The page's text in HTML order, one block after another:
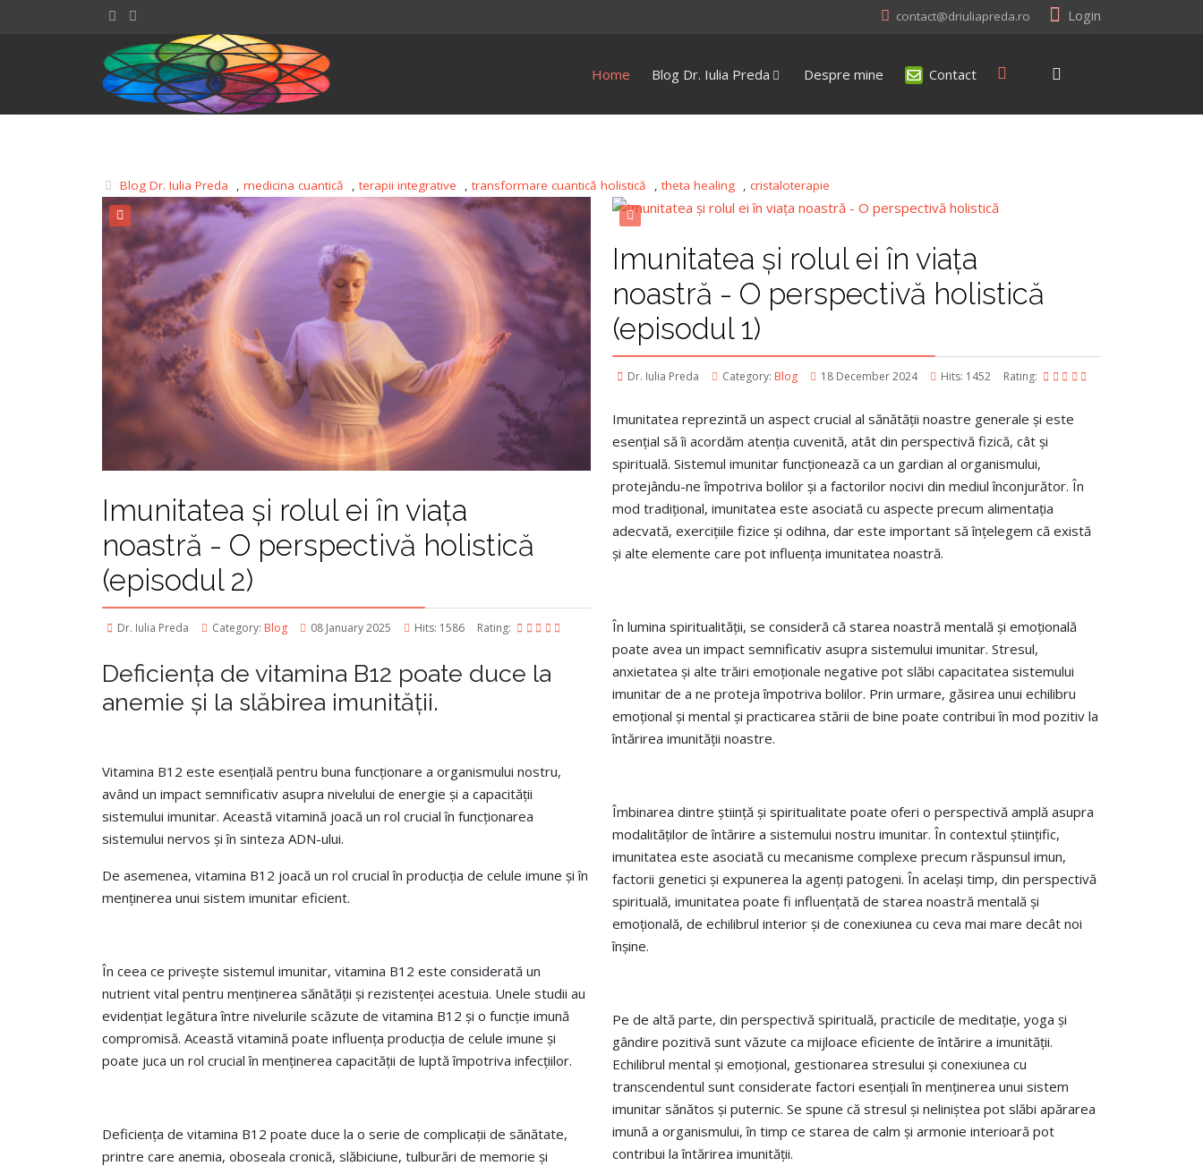
Login
contact@driuliapreda.ro
Home Blog Dr. Iulia Preda Despre mine Contact
Blog Dr. Iulia Preda , medicina cuantică , terapii integrative , transformare cuantică holistică , theta healing , cristaloterapie
Imunitatea și rolul ei în viața
noastră - O perspectivă holistică
(episodul 2)
Dr. Iulia Preda Category: Blog 08 January 2025 Hits: 1586 Rating:
Deficiența de vitamina B12 poate duce la
anemie și la slăbirea imunității.
Vitamina B12 este esențială pentru buna funcționare a organismului nostru,
având un impact semnificativ asupra nivelului de energie și a capacității
sistemului imunitar. Această vitamină joacă un rol crucial în funcționarea
sistemului nervos și în sinteza ADN-ului.
De asemenea, vitamina B12 joacă un rol crucial în producția de celule imune și în
menținerea unui sistem imunitar eficient.
În ceea ce privește sistemul imunitar, vitamina B12 este considerată un
nutrient vital pentru menținerea sănătății și rezistenței acestuia. Unele studii au
evidențiat legătura între nivelurile scăzute de vitamina B12 și o funcție imună
compromisă. Această vitamină poate influența producția de celule imune și
poate juca un rol crucial în menținerea capacității de luptă împotriva infecțiilor.
Deficiența de vitamina B12 poate duce la o serie de complicații de sănătate,
printre care anemia, oboseala cronică, slăbiciune, tulburări de memorie și
Imunitatea și rolul ei în viața
noastră - O perspectivă holistică
(episodul 1)
Dr. Iulia Preda Category: Blog 18 December 2024 Hits: 1452 Rating:
Imunitatea reprezintă un aspect crucial al sănătății noastre generale și este
esențial să îi acordăm atenția cuvenită, atât din perspectivă fizică, cât și
spirituală. Sistemul imunitar funcționează ca un gardian al organismului,
protejându-ne împotriva bolilor și a factorilor nocivi din mediul înconjurător. În
mod tradițional, imunitatea este asociată cu aspecte precum alimentația
adecvată, exercițiile fizice și odihna, dar este important să înțelegem că există
și alte elemente care pot influența imunitatea noastră.
În lumina spiritualității, se consideră că starea noastră mentală și emoțională
poate avea un impact semnificativ asupra sistemului imunitar. Stresul,
anxietatea și alte trăiri emoționale negative pot slăbi capacitatea sistemului
imunitar de a ne proteja împotriva bolilor. Prin urmare, găsirea unui echilibru
emoțional și mental și practicarea stării de bine poate contribui în mod pozitiv la
întărirea imunității noastre.
Îmbinarea dintre știință și spiritualitate poate oferi o perspectivă amplă asupra
modalităților de întărire a sistemului nostru imunitar. În contextul științific,
imunitatea este asociată cu mecanisme complexe precum răspunsul imun,
factorii genetici și expunerea la agenți patogeni. În același timp, din perspectivă
spirituală, imunitatea poate fi influențată de starea noastră mentală și
emoțională, de echilibrul interior și de conexiunea cu ceva mai mare decât noi
înșine.
Pe de altă parte, din perspectivă spirituală, practicile de meditație, yoga și
gândire pozitivă sunt văzute ca mijloace eficiente de întărire a imunității.
Echilibrul mental și emoțional, gestionarea stresului și conexiunea cu
transcendentul sunt considerate factori esențiali în menținerea unui sistem
imunitar sănătos și puternic. Se spune că stresul și neliniștea pot slăbi apărarea
imună a organismului, în timp ce starea de calm și armonie interioară pot
contribui la întărirea imunității.